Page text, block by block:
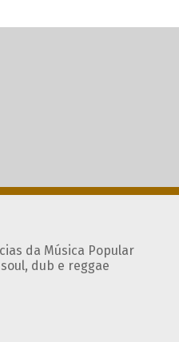
da Música Popular
dub e reggae